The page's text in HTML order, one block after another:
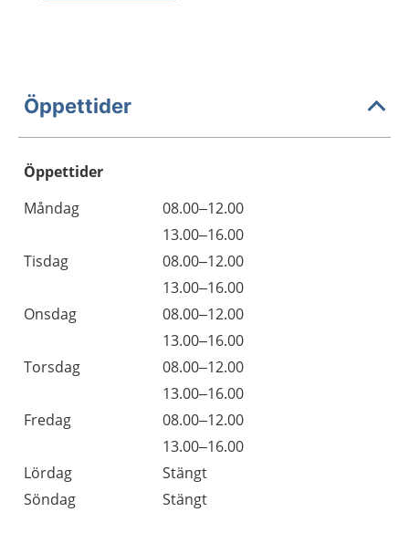
Öppettider
Öppettider
Dag
Öppettider
Kommentarer
Måndag
08.00–12.00
13.00–16.00
Tisdag
08.00–12.00
13.00–16.00
Onsdag
08.00–12.00
13.00–16.00
Torsdag
08.00–12.00
13.00–16.00
Fredag
08.00–12.00
13.00–16.00
Lördag
Stängt
Söndag
Stängt